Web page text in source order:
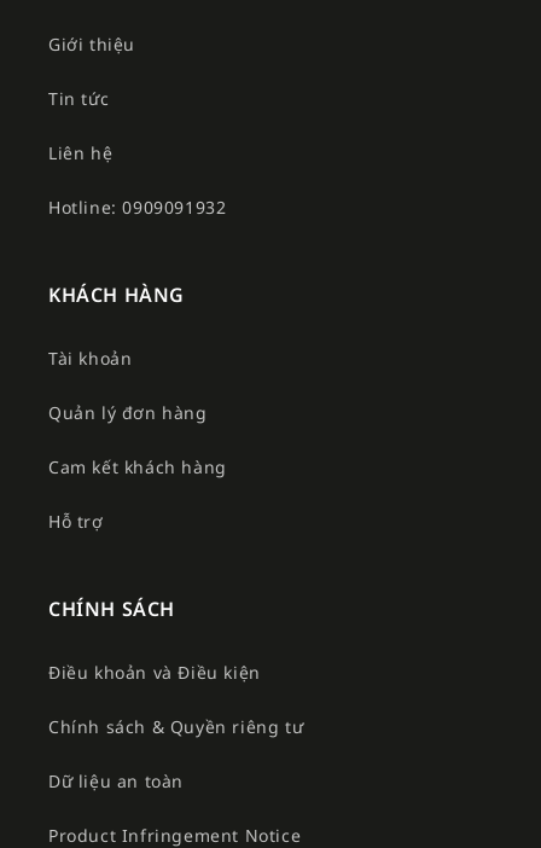
Giới thiệu
Tin tức
Liên hệ
Hotline: 0909091932
KHÁCH HÀNG
Tài khoản
Quản lý đơn hàng
Cam kết khách hàng
Hỗ trợ
CHÍNH SÁCH
Điều khoản và Điều kiện
Chính sách & Quyền riêng tư
Dữ liệu an toàn
Product Infringement Notice